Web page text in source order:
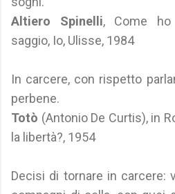
Altiero Spinelli, Come ho
saggio, Io, Ulisse, 1984
In carcere, con rispetto
perbene.
Totò (Antonio De Curtis), in
la libertà?, 1954
Decisi di tornare in carcere: